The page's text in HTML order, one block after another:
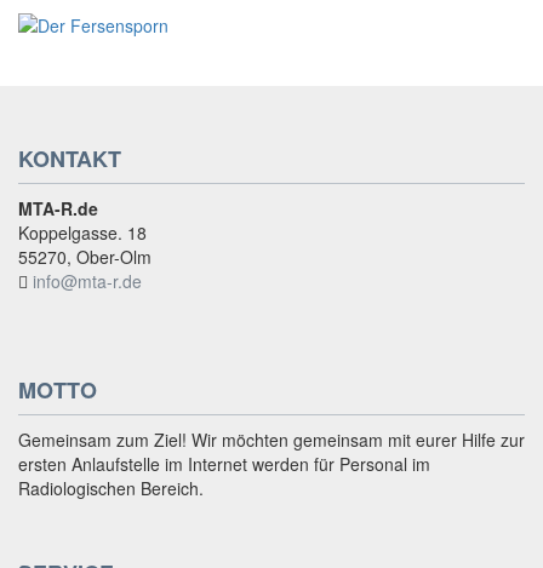
KONTAKT
MTA-R.de
Koppelgasse. 18
55270, Ober-Olm
info@mta-r.de
MOTTO
Gemeinsam zum Ziel! Wir möchten gemeinsam mit eurer Hilfe zur
ersten Anlaufstelle im Internet werden für Personal im
Radiologischen Bereich.